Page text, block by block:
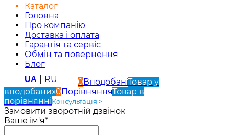
Каталог
Головна
Про компанію
Доставка і оплата
Гарантія та сервіс
Обмін та повернення
Блог
UA RU 0ВподобаніТовар у
вподобаних0ПорівнянняТовар в
порівнянніКонсультація >
Замовити зворотній дзвінок
Ваше ім'я*